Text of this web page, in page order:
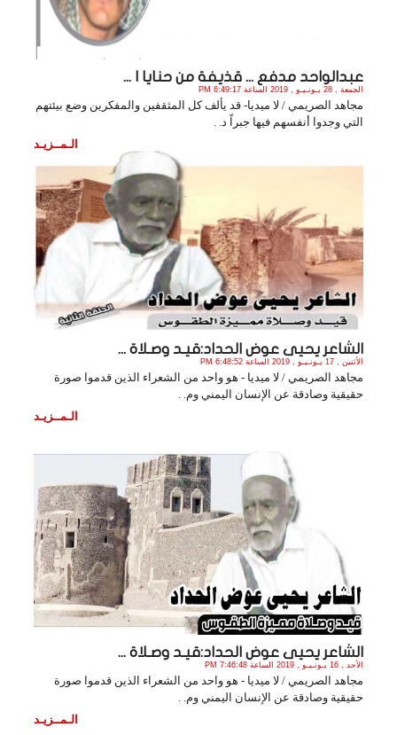
عبدالواحد مدفع ... قذيفة من حنايا ا ...
الجمعة , 28 يـونـيـو , 2019 الساعة 6:49:17 PM
مجاهد الصريمي / لا ميديا- قد يألف كل المثقفين والمفكرين وضع بيئتهم
التي وجدوا أنفسهم فيها جبراً د. .
الـمــزيـد
الشاعر يحيى عوض الحداد:قيـد وصـلاة ...
الأثنين , 17 يـونـيـو , 2019 الساعة 6:48:52 PM
مجاهد الصريمي / لا ميديا - هو واحد من الشعراء الذين قدموا صورة
حقيقية وصادقة عن الإنسان اليمني وم. .
الـمــزيـد
الشاعر يحيى عوض الحداد:قيـد وصـلاة ...
الأحد , 16 يـونـيـو , 2019 الساعة 7:46:48 PM
مجاهد الصريمي / لا ميديا - هو واحد من الشعراء الذين قدموا صورة
حقيقية وصادقة عن الإنسان اليمني وم. .
الـمــزيـد